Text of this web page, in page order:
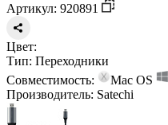
Артикул: 920891
Цвет:
Тип: Переходники
Совместимость:
Mac OS
Производитель: Satechi